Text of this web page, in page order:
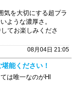
気を大切にする超プラ
ような濃厚さ。
てお楽しみくださ
08月04日 21:05
能ください！
は唯一なのがHI